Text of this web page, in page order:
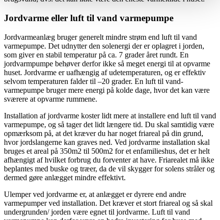
Jordvarme eller luft til vand varmepumpe
Jordvarmeanlæg bruger generelt mindre strøm end luft til vand
varmepumpe. Det udnytter den solenergi der er oplagret i jorden,
som giver en stabil temperatur på ca. 7 grader året rundt. En
jordvarmpumpe behøver derfor ikke så meget energi til at opvarme
huset. Jordvarme er uafhængig af udetemperaturen, og er effektiv
selvom temperaturen falder til –20 grader. En luft til vand-
varmepumpe bruger mere energi på kolde dage, hvor det kan være
sværere at opvarme rummene.
Installation af jordvarme koster lidt mere at installere end luft til vand
varmepumpe, og så tager det lidt længere tid. Du skal samtidig være
opmærksom på, at det kræver du har noget friareal på din grund,
hvor jordslangerne kan graves ned. Ved jordvarme installation skal
bruges et areal på 350m2 til 500m2 for et enfamilieshus, det er helt
afhængigt af hvilket forbrug du forventer at have. Friarealet må ikke
beplantes med buske og træer, da de vil skygger for solens stråler og
dermed gøre anlægget mindre effektivt.
Ulemper ved jordvarme er, at anlægget er dyrere end andre
varmepumper ved installation. Det kræver et stort friareal og så skal
undergrunden/ jorden være egnet til jordvarme. Luft til vand